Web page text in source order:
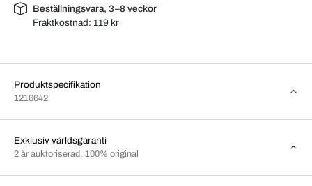
Beställningsvara, 3–8 veckor
Fraktkostnad: 119 kr
Produktspecifikation
1216642
Exklusiv världsgaranti
2 år auktoriserad, 100% original